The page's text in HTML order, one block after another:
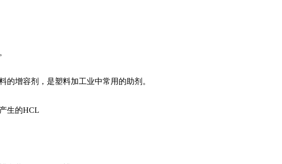
的增容剂，是塑料加工业中常用的助剂。
生的HCL